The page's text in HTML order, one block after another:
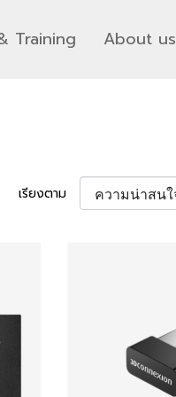
Training About us
เรียงตาม